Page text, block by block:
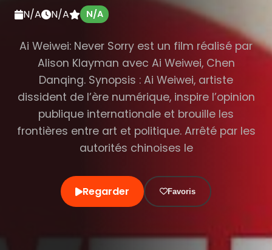
N/A N/A N/A
Ai Weiwei: Never Sorry est un film réalisé par
Alison Klayman avec Ai Weiwei, Chen
Danqing. Synopsis : Ai Weiwei, artiste
dissident de l’ère numérique, inspire l’opinion
publique internationale et brouille les
frontières entre art et politique. Arrêté par les
autorités chinoises le
Regarder Favoris